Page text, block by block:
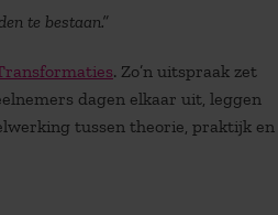
te bestaan.”
. Zo’n uitspraak zet
dagen elkaar uit, leggen
tussen theorie, praktijk en